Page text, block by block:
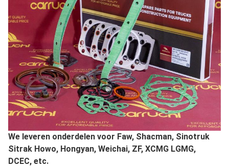
We leveren onderdelen voor Faw, Shacman, Sinotruk
Sitrak Howo, Hongyan, Weichai, ZF, XCMG LGMG,
DCEC, etc.